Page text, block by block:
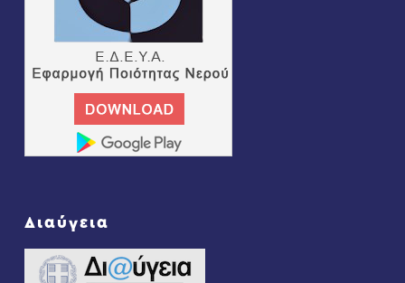
Διαύγεια